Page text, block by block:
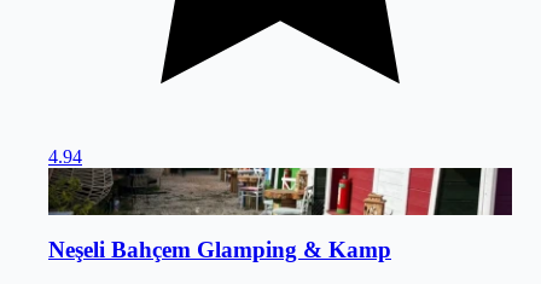
4.94
Adrasan/Antalya
Neşeli Bahçem Glamping & Kamp